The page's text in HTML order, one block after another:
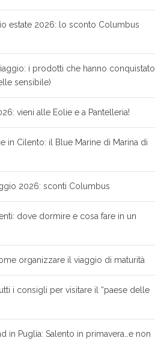
estate 2026: lo sconto Columbus
i prodotti che hanno conquistato
sensibile)
vieni alle Eolie e a Pantelleria!
in Cilento: il Blue Marine di Marina di
2026: sconti Columbus
dove dormire e cosa fare in un
organizzare il viaggio di maturità
i consigli per visitare il “paese delle
in Puglia: Salento in primavera…e non